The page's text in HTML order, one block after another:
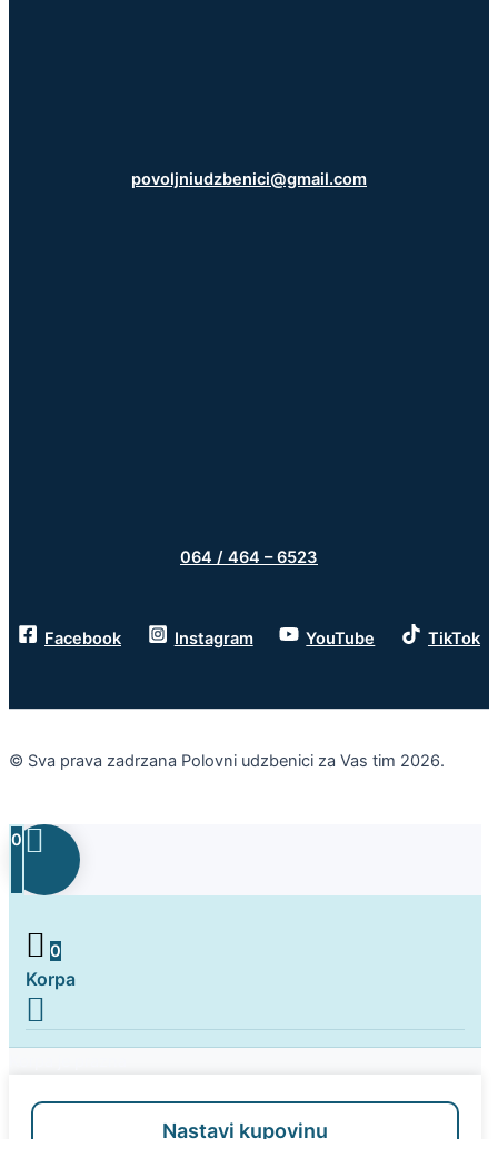
povoljniudzbenici@gmail.com
064 / 464 – 6523
Facebook Instagram YouTube TikTok
© Sva prava zadrzana Polovni udzbenici za Vas tim 2026.
0
0
Korpa
Nastavi kupovinu